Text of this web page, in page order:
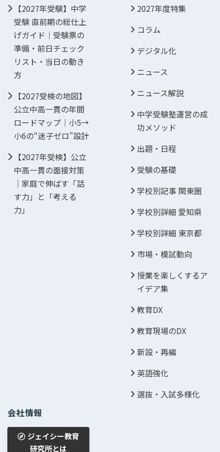
【2027年受験】中学
受験 直前期の総仕上
げガイド｜受験票の
準備・前日チェック
リスト・当日の動き
方
【2027受検の地図】
公立中高一貫の年間
ロードマップ｜小5→
小6の“迷子ゼロ”設計
【2027年受検】公立
中高一貫の面接対策
｜家庭で伸ばす「話
す力」と「考える
力」
2027年度特集
コラム
デジタル化
ニュース
ニュース解説
中学受験塾運営の成
功メソッド
出題・日程
受験の基礎
学校別記事 関東圏
学校別詳細 愛知県
学校別詳細 東京都
市場・模試動向
授業を楽しくするア
イデア集
教育DX
教育現場のDX
新設・再編
英語強化
選抜・入試多様化
会社情報
ジェイシー教育
研究所とは